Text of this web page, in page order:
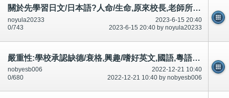
關於先學習日文/日本語?人命/生命,原來校長,老師所有/全部國語、廣東話、英文聆聽、書寫都錯/錯誤
2023-6-15 20:40
noyula20233
2023-6-15 20:40 by noyula20233
0/743
嚴重性:學校承認缺德/衰格,興趣/嗜好英文,國語,粵語書寫聆聽說話等等都錯,集體罷教？證據？缺乏教師老師
2022-12-21 10:40
nobyesb006
2022-12-21 10:40 by nobyesb006
0/680